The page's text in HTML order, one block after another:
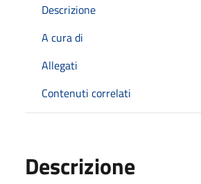
Descrizione
A cura di
Allegati
Contenuti correlati
Descrizione